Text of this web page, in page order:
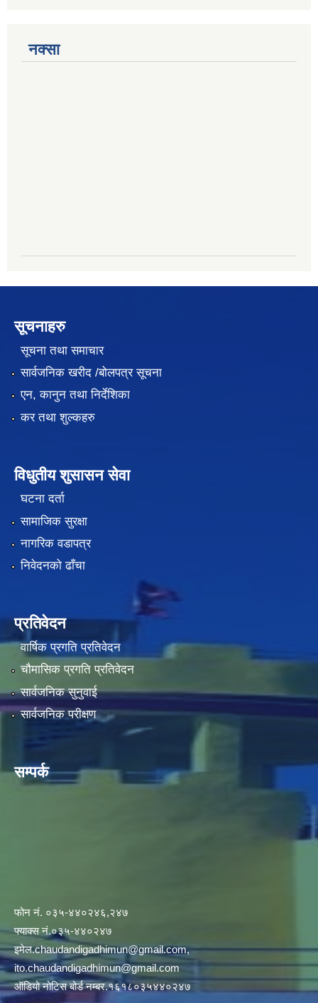
नक्सा
सूचनाहरु
सूचना तथा समाचार
सार्वजनिक खरीद /बोलपत्र सूचना
एन, कानुन तथा निर्देशिका
कर तथा शुल्कहरु
विधुतीय शुसासन सेवा
घटना दर्ता
सामाजिक सुरक्षा
नागरिक वडापत्र
निवेदनको ढाँचा
प्रतिवेदन
वार्षिक प्रगति प्रतिवेदन
चौमासिक प्रगति प्रतिवेदन
सार्वजनिक सुनुवाई
सार्वजनिक परीक्षण
सम्पर्क
फोन नं. ०३५-४४०२४६,२४७
फ्याक्स नं.०३५-४४०२४७
इमेल.chaudandigadhimun@gmail.com,
ito.chaudandigadhimun@gmail.com
ऑडियो नोटिस बोर्ड नम्बर.१६१८०३५४४०२४७